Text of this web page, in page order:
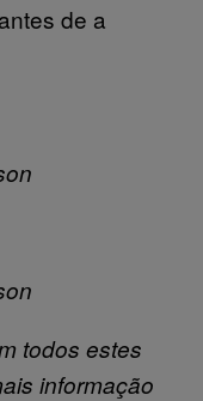
de a
todos estes
informação